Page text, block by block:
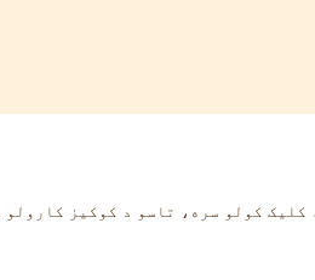
اکسینټ کریټیو
کولو سره، تاسو د کوکیز کارولو